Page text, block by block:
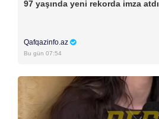
97 yaşında yeni rekorda imza atdı
Qafqazinfo.az
Bu gün 07:54